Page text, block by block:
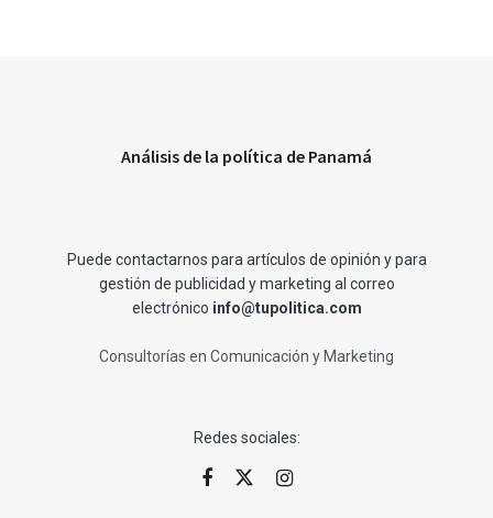
Análisis de la política de Panamá
Puede contactarnos para artículos de opinión y para
gestión de publicidad y marketing al correo
electrónico info@tupolitica.com
Consultorías en Comunicación y Marketing
Redes sociales: